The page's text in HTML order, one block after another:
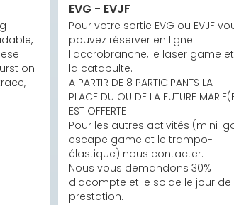
on
EVG - EVJF
Pour votre sortie EVG ou EVJF
pouvez réserver en ligne
l'accrobranche, le laser game et
la catapulte.
A PARTIR DE 8 PARTICIPANTS LA
PLACE DU OU DE LA FUTURE
EST OFFERTE
Pour les autres activités (mini-
escape game et le trampo-
élastique) nous contacter.
Nous vous demandons 30%
d'acompte et le solde le jour de
prestation.